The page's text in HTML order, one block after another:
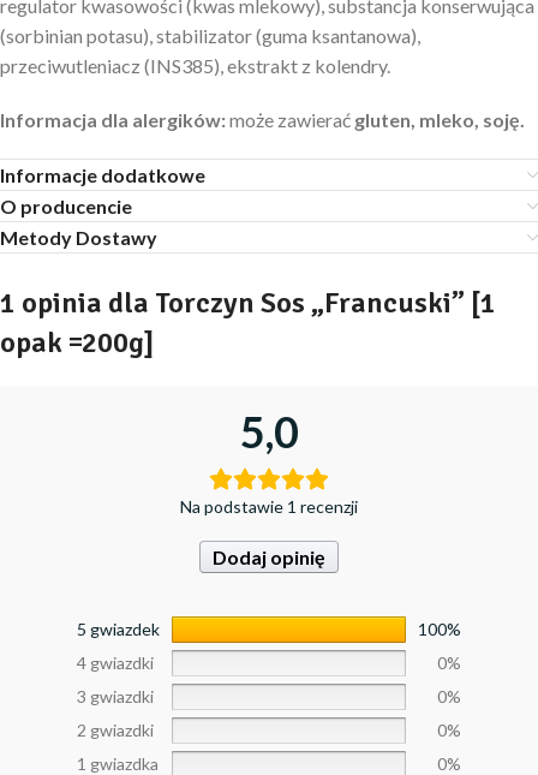
regulator kwasowości (kwas mlekowy), substancja konserwująca
(sorbinian potasu), stabilizator (guma ksantanowa),
przeciwutleniacz (INS385), ekstrakt z kolendry.
Informacja dla alergików:może zawierać gluten, mleko, soję.
Informacje dodatkowe
O producencie
Metody Dostawy
1 opinia dla Torczyn Sos „Francuski” [1
opak =200g]
5,0
Na podstawie 1 recenzji
Dodaj opinię
5 gwiazdek
100%
4 gwiazdki
0%
3 gwiazdki
0%
2 gwiazdki
0%
1 gwiazdka
0%